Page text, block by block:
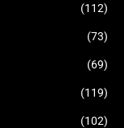
(112)
(73)
(69)
(119)
(102)